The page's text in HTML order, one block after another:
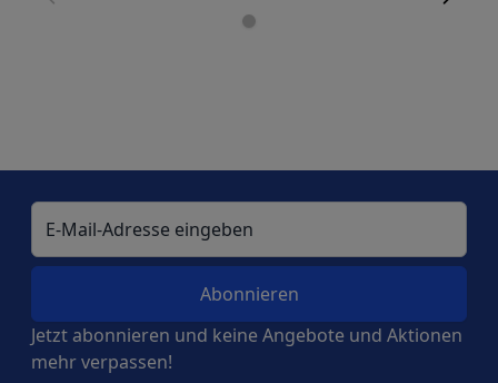
E-Mail-Adresse
Jetzt abonnieren und keine Angebote und Aktionen
mehr verpassen!